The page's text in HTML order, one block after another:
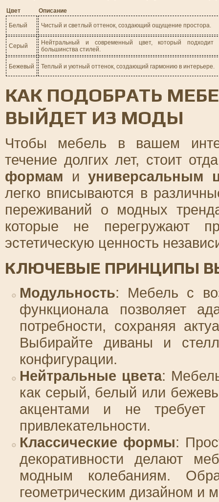
Цвет Описание
Белый Чистый и светлый оттенок, создающий ощущение простора.
Серый
Нейтральный и современный цвет, который подходит
большинства стилей.
Бежевый Теплый и уютный оттенок, создающий гармонию в интерьере.
КАК ПОДОБРАТЬ
ВЫЙДЕТ ИЗ МОДЫ
Чтобы мебель в вашем
течение долгих лет, стоит
формам иуниверсальным
легко вписываются в
переживаний о модных
которые не перегружают
эстетическую ценность
КЛЮЧЕВЫЕ ПРИНЦИПЫ
Модульность: Мебель с
функционала позволяет
потребности, сохраняя
Выбирайте диваны и
конфигурации.
Нейтральные цвета:
как серый, белый или
акцентами и не требует
привлекательности.
Классические формы:
декоративности делают
модным колебаниям.
геометрическим дизайном и